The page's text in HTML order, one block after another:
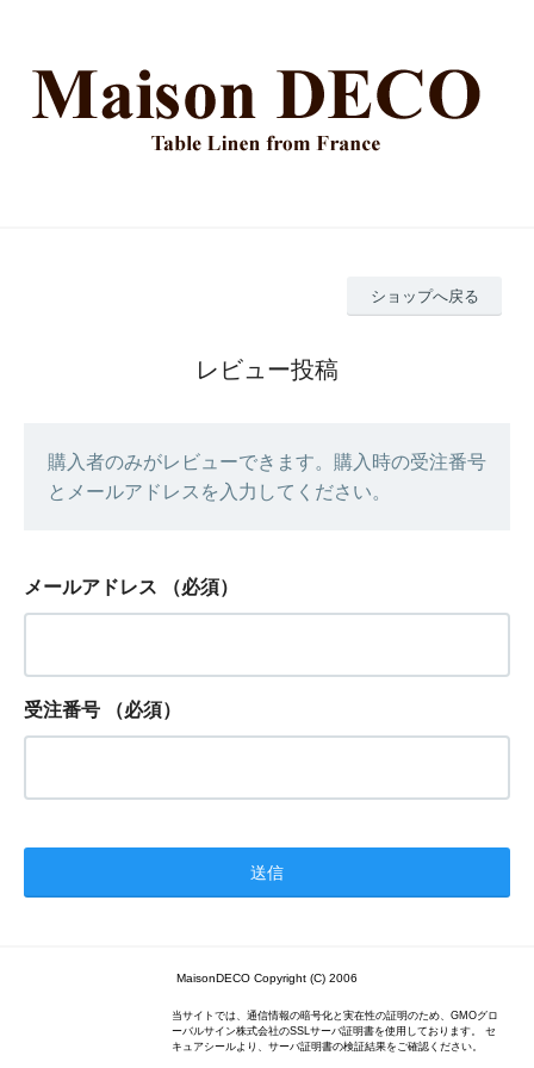
ショップへ戻る
レビュー投稿
購入者のみがレビューできます。購入時の受注番号
とメールアドレスを入力してください。
メールアドレス （必須）
受注番号 （必須）
MaisonDECO Copyright (C) 2006
当サイトでは、通信情報の暗号化と実在性の証明のため、GMOグロ
ーバルサイン株式会社のSSLサーバ証明書を使用しております。 セ
キュアシールより、サーバ証明書の検証結果をご確認ください。